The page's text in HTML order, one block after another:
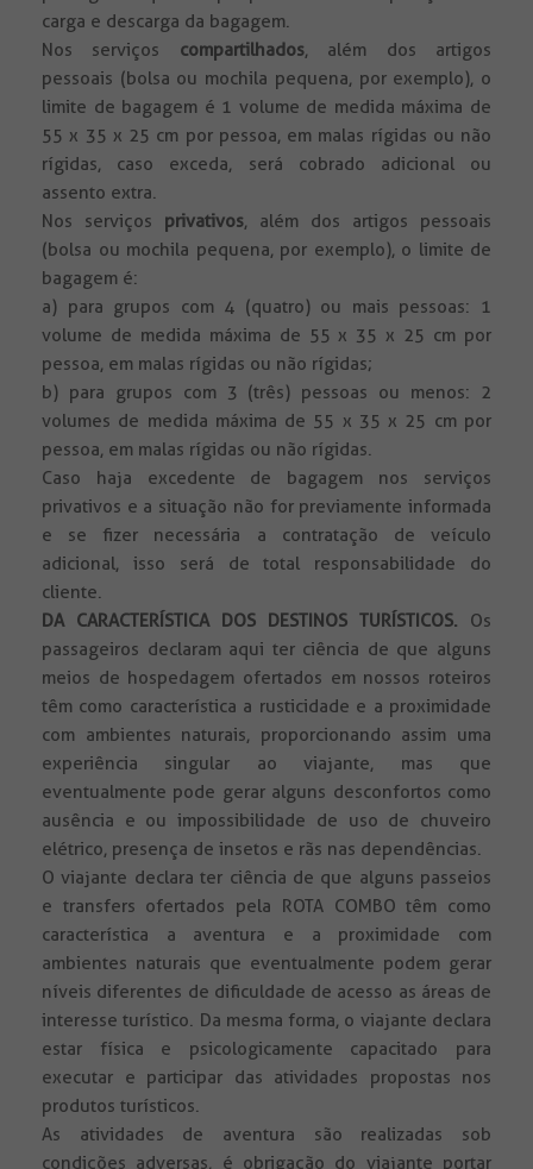
carga e descarga da bagagem.
Nos serviços compartilhados, além dos artigos
pessoais (bolsa ou mochila pequena, por exemplo), o
limite de bagagem é 1 volume de medida máxima de
55 x 35 x 25 cm por pessoa, em malas rígidas ou não
rígidas, caso exceda, será cobrado adicional ou
assento extra.
Nos serviços privativos, além dos artigos pessoais
(bolsa ou mochila pequena, por exemplo), o limite de
bagagem é:
a) para grupos com 4 (quatro) ou mais pessoas: 1
volume de medida máxima de 55 x 35 x 25 cm por
pessoa, em malas rígidas ou não rígidas;
b) para grupos com 3 (três) pessoas ou menos: 2
volumes de medida máxima de 55 x 35 x 25 cm por
pessoa, em malas rígidas ou não rígidas.
Caso haja excedente de bagagem nos serviços
privativos e a situação não for previamente informada
e se fizer necessária a contratação de veículo
adicional, isso será de total responsabilidade do
cliente.
DA CARACTERÍSTICA DOS DESTINOS TURÍSTICOS. Os
passageiros declaram aqui ter ciência de que alguns
meios de hospedagem ofertados em nossos roteiros
têm como característica a rusticidade e a proximidade
com ambientes naturais, proporcionando assim uma
experiência singular ao viajante, mas que
eventualmente pode gerar alguns desconfortos como
ausência e ou impossibilidade de uso de chuveiro
elétrico, presença de insetos e rãs nas dependências.
O viajante declara ter ciência de que alguns passeios
e transfers ofertados pela ROTA COMBO têm como
característica a aventura e a proximidade com
ambientes naturais que eventualmente podem gerar
níveis diferentes de dificuldade de acesso as áreas de
interesse turístico. Da mesma forma, o viajante declara
estar física e psicologicamente capacitado para
executar e participar das atividades propostas nos
produtos turísticos.
As atividades de aventura são realizadas sob
condições adversas, é obrigação do viajante portar